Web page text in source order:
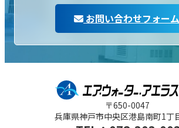
お問い合わせフォー
〒650-0047
兵庫県神戸市中央区港島南町1丁